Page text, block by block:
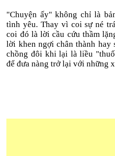
"Chuyện ấy" không chỉ là
tình yêu. Thay vì coi sự né
coi đó là lời cầu cứu thầm
lời khen ngợi chân thành hay
chồng đôi khi lại là liều
để đưa nàng trở lại với những